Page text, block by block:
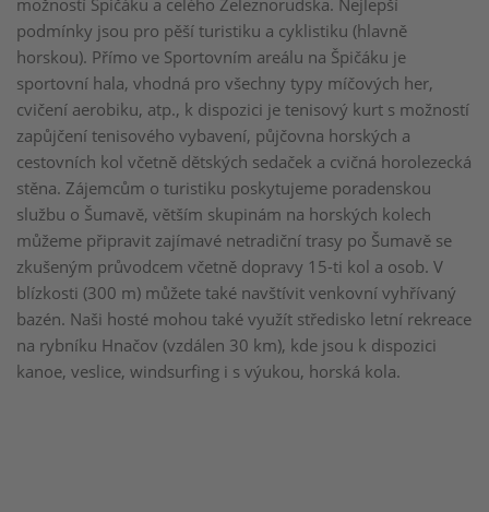
možností Špičáku a celého Železnorudska. Nejlepší
podmínky jsou pro pěší turistiku a cyklistiku (hlavně
horskou). Přímo ve Sportovním areálu na Špičáku je
sportovní hala, vhodná pro všechny typy míčových her,
cvičení aerobiku, atp., k dispozici je tenisový kurt s možností
zapůjčení tenisového vybavení, půjčovna horských a
cestovních kol včetně dětských sedaček a cvičná horolezecká
stěna. Zájemcům o turistiku poskytujeme poradenskou
službu o Šumavě, větším skupinám na horských kolech
můžeme připravit zajímavé netradiční trasy po Šumavě se
zkušeným průvodcem včetně dopravy 15-ti kol a osob. V
blízkosti (300 m) můžete také navštívit venkovní vyhřívaný
bazén. Naši hosté mohou také využít středisko letní rekreace
na rybníku Hnačov (vzdálen 30 km), kde jsou k dispozici
kanoe, veslice, windsurfing i s výukou, horská kola.